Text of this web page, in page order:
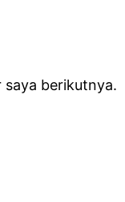
saya berikutnya.